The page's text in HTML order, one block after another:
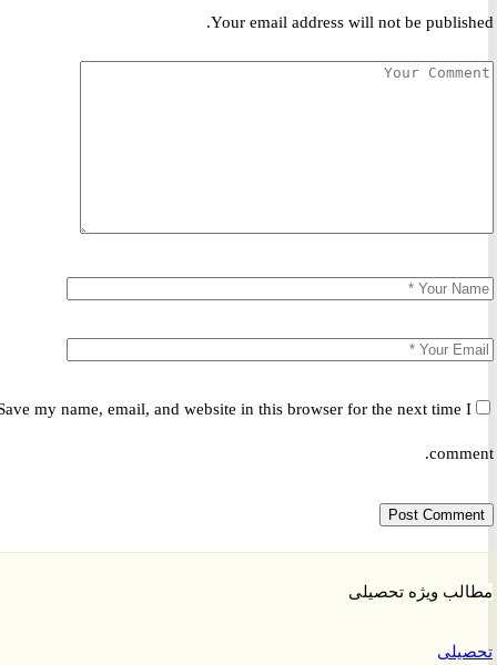
Your email address will not be
Save my name, email, and website in this browser for the next time
ویژه تحصیلی